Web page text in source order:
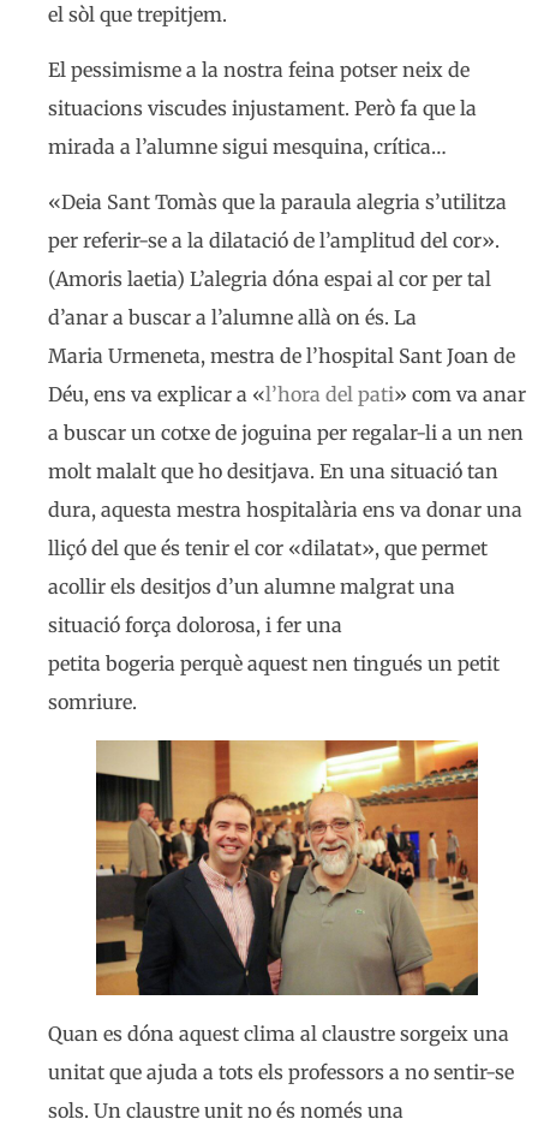
el sòl que trepitjem.
El pessimisme a la nostra feina potser neix de
situacions viscudes injustament. Però fa que la
mirada a l’alumne sigui mesquina, crítica…
«Deia Sant Tomàs que la paraula alegria s’utilitza
per referir-se a la dilatació de l’amplitud del cor».
(Amoris laetia) L’alegria dóna espai al cor per tal
d’anar a buscar a l’alumne allà on és. La
Maria Urmeneta, mestra de l’hospital Sant Joan de
Déu, ens va explicar a «l’hora del pati» com va anar
a buscar un cotxe de joguina per regalar-li a un nen
molt malalt que ho desitjava. En una situació tan
dura, aquesta mestra hospitalària ens va donar una
lliçó del que és tenir el cor «dilatat», que permet
acollir els desitjos d’un alumne malgrat una
situació força dolorosa, i fer una
petita bogeria perquè aquest nen tingués un petit
somriure.
Quan es dóna aquest clima al claustre sorgeix una
unitat que ajuda a tots els professors a no sentir-se
sols. Un claustre unit no és només una